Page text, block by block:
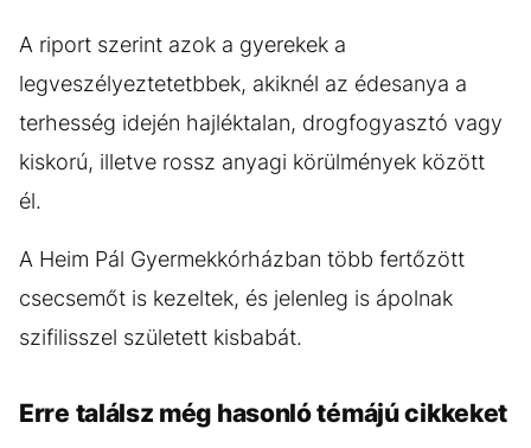
A riport szerint azok a gyerekek a
legveszélyeztetetbbek, akiknél az édesanya a
terhesség idején hajléktalan, drogfogyasztó vagy
kiskorú, illetve rossz anyagi körülmények között
él.
A Heim Pál Gyermekkórházban több fertőzött
csecsemőt is kezeltek, és jelenleg is ápolnak
szifilisszel született kisbabát.
Erre találsz még hasonló témájú cikkeket